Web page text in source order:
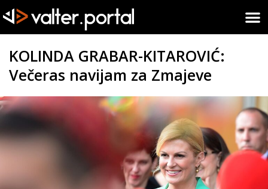
KOLINDA GRABAR-KITAROVIĆ:
Večeras navijam za Zmajeve